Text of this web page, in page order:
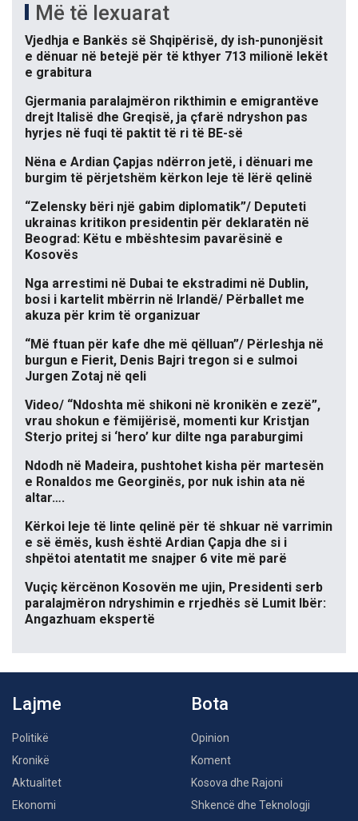
Më të lexuarat
Vjedhja e Bankës së Shqipërisë, dy ish-punonjësit
e dënuar në betejë për të kthyer 713 milionë lekët
e grabitura
Gjermania paralajmëron rikthimin e emigrantëve
drejt Italisë dhe Greqisë, ja çfarë ndryshon pas
hyrjes në fuqi të paktit të ri të BE-së
Nëna e Ardian Çapjas ndërron jetë, i dënuari me
burgim të përjetshëm kërkon leje të lërë qelinë
“Zelensky bëri një gabim diplomatik”/ Deputeti
ukrainas kritikon presidentin për deklaratën në
Beograd: Këtu e mbështesim pavarësinë e
Kosovës
Nga arrestimi në Dubai te ekstradimi në Dublin,
bosi i kartelit mbërrin në Irlandë/ Përballet me
akuza për krim të organizuar
“Më ftuan për kafe dhe më qëlluan”/ Përleshja në
burgun e Fierit, Denis Bajri tregon si e sulmoi
Jurgen Zotaj në qeli
Video/ “Ndoshta më shikoni në kronikën e zezë”,
vrau shokun e fëmijërisë, momenti kur Kristjan
Sterjo pritej si ‘hero’ kur dilte nga paraburgimi
Ndodh në Madeira, pushtohet kisha për martesën
e Ronaldos me Georginës, por nuk ishin ata në
altar….
Kërkoi leje të linte qelinë për të shkuar në varrimin
e së ëmës, kush është Ardian Çapja dhe si i
shpëtoi atentatit me snajper 6 vite më parë
Vuçiç kërcënon Kosovën me ujin, Presidenti serb
paralajmëron ndryshimin e rrjedhës së Lumit Ibër:
Angazhuam ekspertë
Lajme
Politikë
Kronikë
Aktualitet
Ekonomi
Bota
Opinion
Koment
Kosova dhe Rajoni
Shkencë dhe Teknologji